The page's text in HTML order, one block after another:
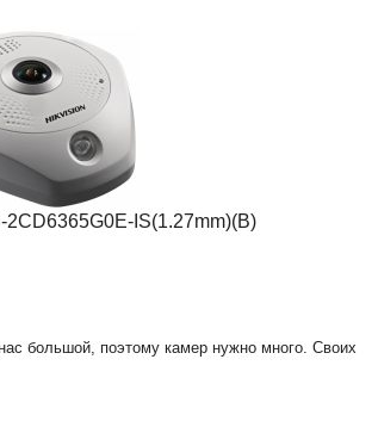
IS(1.27mm)(B)
большой, поэтому камер нужно много. Своих